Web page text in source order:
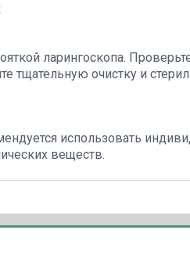
ларингоскопа.
тщательную очистку и
использовать
веществ.